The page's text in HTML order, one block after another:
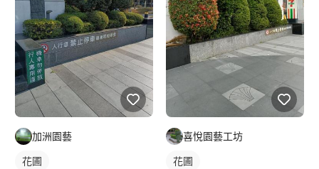
加洲園藝
花圃
喜悅園藝工坊
花圃